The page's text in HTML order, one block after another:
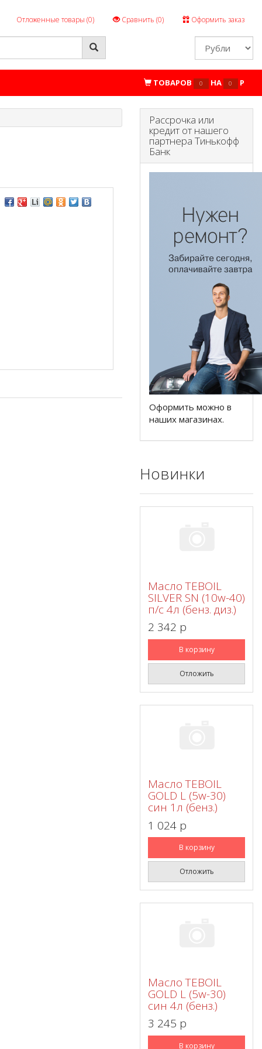
Отложенные товары (0) Сравнить (0) Оформить заказ
ТОВАРОВ 0 НА 0 P
Рассрочка или
кредит от нашего
партнера Тинькофф
Банк
Оформить можно в
наших магазинах.
Новинки
Масло TEBOIL
SILVER SN (10w-40)
п/с 4л (бенз. диз.)
2 342 p
В корзину
Отложить
Масло TEBOIL
GOLD L (5w-30)
син 1л (бенз.)
1 024 p
В корзину
Отложить
Масло TEBOIL
GOLD L (5w-30)
син 4л (бенз.)
3 245 p
В корзину